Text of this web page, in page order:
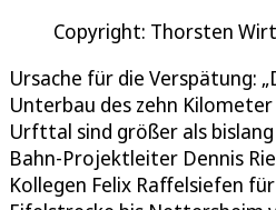
Copyright: Thorsten
Ursache für die Verspätung:
Unterbau des zehn
Urfttal sind größer als
Bahn-Projektleiter Dennis
Kollegen Felix Raffelsiefen